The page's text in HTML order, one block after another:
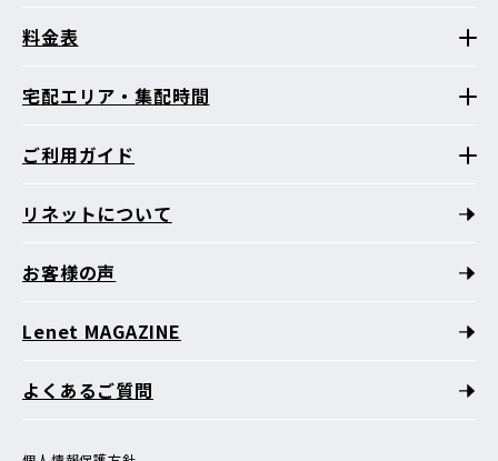
料金表
宅配エリア・集配時間
ご利用ガイド
リネットについて
お客様の声
Lenet MAGAZINE
よくあるご質問